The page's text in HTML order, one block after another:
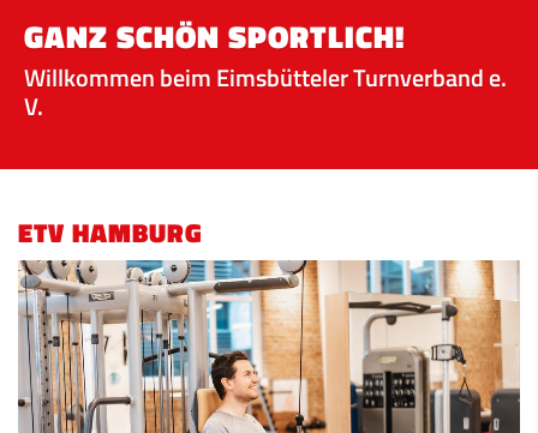
GANZ SCHÖN SPORTLICH!
Willkommen beim Eimsbütteler Turnverband e.
V.
ETV HAMBURG